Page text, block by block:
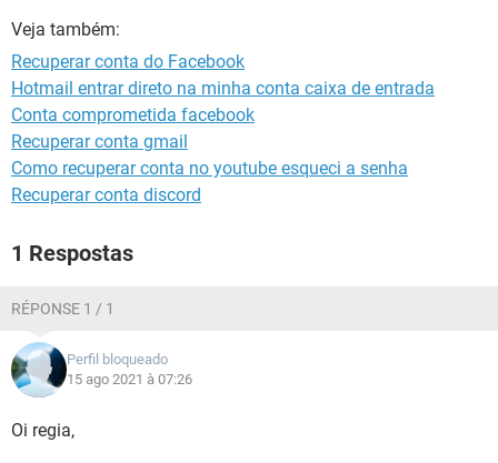
Veja também:
Recuperar conta do Facebook
Hotmail entrar direto na minha conta caixa de entrada
Conta comprometida facebook
Recuperar conta gmail
Como recuperar conta no youtube esqueci a senha
Recuperar conta discord
1 Respostas
RÉPONSE 1 / 1
Perfil bloqueado
15 ago 2021 à 07:26
Oi regia,